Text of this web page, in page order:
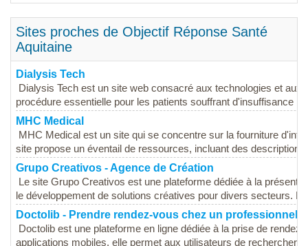
Sites proches de Objectif Réponse Santé
Aquitaine
Dialysis Tech
Dialysis Tech est un site web consacré aux technologies et aux
procédure essentielle pour les patients souffrant d'insuffisance
MHC Medical
MHC Medical est un site qui se concentre sur la fourniture
site propose un éventail de ressources, incluant des descriptions
Grupo Creativos - Agence de Création
Le site Grupo Creativos est une plateforme dédiée à la
le développement de solutions créatives pour divers secteurs.
Doctolib - Prendre rendez-vous chez un professionnel
Doctolib est une plateforme en ligne dédiée à la prise de
applications mobiles, elle permet aux utilisateurs de rechercher